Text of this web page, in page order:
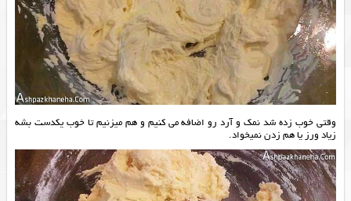
وقتی خوب زده شد نمک و آرد رو اضافه می کنیم و هم میزنیم تا خوب یکدست بشه
زیاد ورز یا هم زدن نمیخواد.